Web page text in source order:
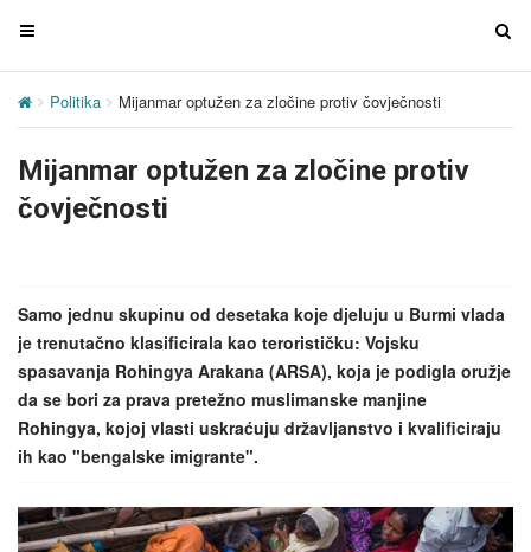
T
g
e
n
g
a
t
i
o
n
T
g
t
o
Politika Mijanmar optužen za zločine protiv čovječnosti
Mijanmar optužen za zločine protiv
čovječnosti
Samo jednu skupinu od desetaka koje djeluju u Burmi vlada
je trenutačno klasificirala kao terorističku: Vojsku
spasavanja Rohingya Arakana (ARSA), koja je podigla oružje
da se bori za prava pretežno muslimanske manjine
Rohingya, kojoj vlasti uskraćuju državljanstvo i kvalificiraju
ih kao "bengalske imigrante".